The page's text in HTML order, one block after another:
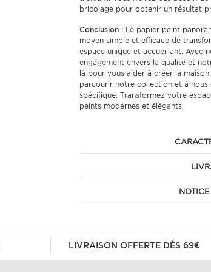
bricolage pour obtenir un résultat
Conclusion :Le papier peint
moyen simple et efficace de
espace unique et accueillant. Avec
engagement envers la qualité et
là pour vous aider à créer la
parcourir notre collection et à
spécifique. Transformez votre
peints modernes et élégants.
LIVRAISON OFFERTE DÈS 69€